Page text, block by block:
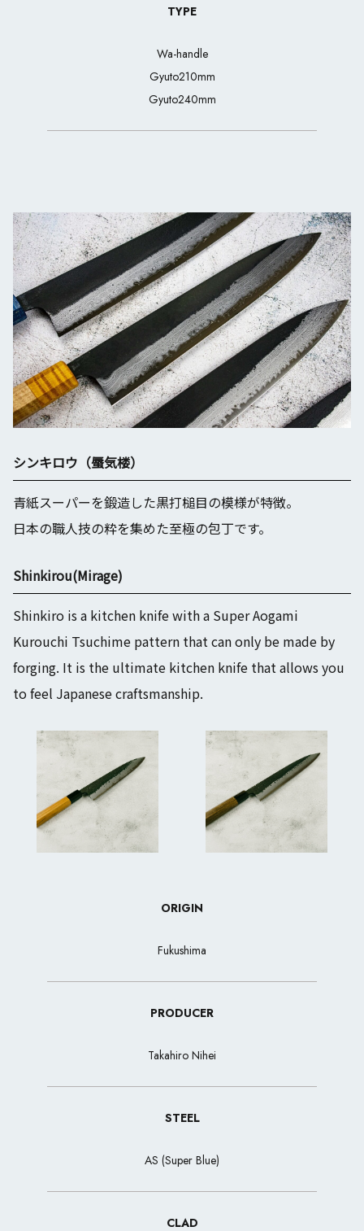
TYPE
Wa-handle
Gyuto210mm
Gyuto240mm
シンキロウ（蜃気楼）
青紙スーパーを鍛造した黒打槌目の模様が特徴。
日本の職人技の粋を集めた至極の包丁です。
Shinkirou(Mirage)
Shinkiro is a kitchen knife with a Super Aogami
Kurouchi Tsuchime pattern that can only be made by
forging. It is the ultimate kitchen knife that allows you
to feel Japanese craftsmanship.
ORIGIN
Fukushima
PRODUCER
Takahiro Nihei
STEEL
AS (Super Blue)
CLAD